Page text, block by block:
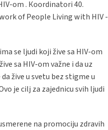
om . Кoordinatori 40.
of People Living with HIV -
se ljudi koji žive sa HIV-om
sa HIV-om važne i da uz
žive u svetu bez stigme u
je cilj za zajednicu svih ljudi
na promociju zdravih